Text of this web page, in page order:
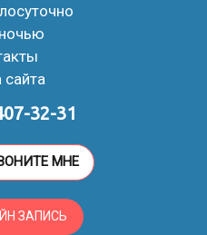
сайта
32-31
МНЕ
ЗАПИСЬ